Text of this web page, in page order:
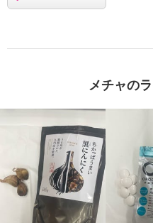
メチャの